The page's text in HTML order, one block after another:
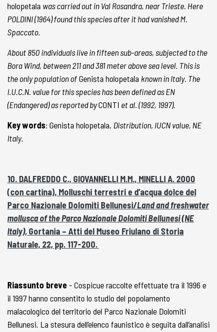
holopetala was carried out in Val Rosandra, near Trieste. Here
POLDINI (1964) found this species after it had vanished M.
Spaccato.
About 850 individuals live in fifteen sub-areas, subjected to the
Bora Wind, between 211 and 381 meter above sea level. This is
the only population ofGenista holopetala known in Italy. The
I.U.C.N. value for this species has been defined as EN
(Endangered) as reported byCONTI et al. (1992, 1997).
Key words: Genista holopetala, Distribution, IUCN value, NE
Italy.
10. DALFREDDO C., GIOVANNELLI M.M., MINELLI A. 2000
(con cartina), Molluschi terrestri e d’acqua dolce del
Parco Nazionale Dolomiti Bellunesi/Land and freshwater
mollusca of the Parco Nazionale Dolomiti Bellunesi (NE
Italy),Gortania – Atti del Museo Friulano di Storia
Naturale, 22, pp. 117-200.
Riassunto breve - Cospicue raccolte effettuate tra il 1996 e
il 1997 hanno consentito lo studio del popolamento
malacologico del territorio del Parco Nazionale Dolomiti
Bellunesi. La stesura dell’elenco faunistico è seguita dall’analisi